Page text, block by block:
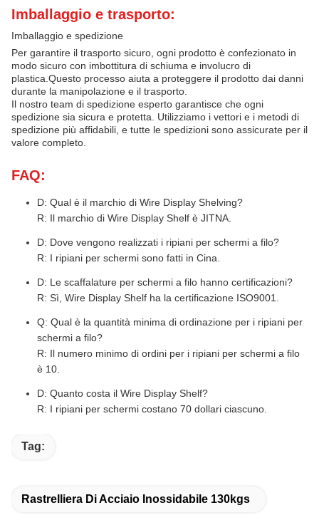
Imballaggio e trasporto:
Imballaggio e spedizione
Per garantire il trasporto sicuro, ogni prodotto è confezionato in
modo sicuro con imbottitura di schiuma e involucro di
plastica.Questo processo aiuta a proteggere il prodotto dai danni
durante la manipolazione e il trasporto.
Il nostro team di spedizione esperto garantisce che ogni
spedizione sia sicura e protetta. Utilizziamo i vettori e i metodi di
spedizione più affidabili, e tutte le spedizioni sono assicurate per il
valore completo.
FAQ:
D: Qual è il marchio di Wire Display Shelving?
R: Il marchio di Wire Display Shelf è JITNA.
D: Dove vengono realizzati i ripiani per schermi a filo?
R: I ripiani per schermi sono fatti in Cina.
D: Le scaffalature per schermi a filo hanno certificazioni?
R: Sì, Wire Display Shelf ha la certificazione ISO9001.
Q: Qual è la quantità minima di ordinazione per i ripiani per
schermi a filo?
R: Il numero minimo di ordini per i ripiani per schermi a filo
è 10.
D: Quanto costa il Wire Display Shelf?
R: I ripiani per schermi costano 70 dollari ciascuno.
Tag:
Rastrelliera Di Acciaio Inossidabile 130kgs